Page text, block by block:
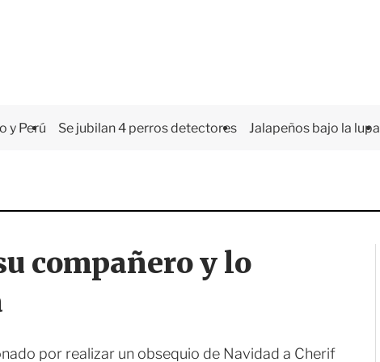
y Perú Se jubilan 4 perros detectores Jalapeños bajo la lupa
compañero y lo
por realizar un obsequio de Navidad a Cherif